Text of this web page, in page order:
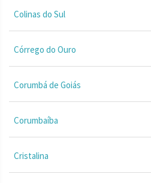
Colinas do Sul
Córrego do Ouro
Corumbá de Goiás
Corumbaíba
Cristalina